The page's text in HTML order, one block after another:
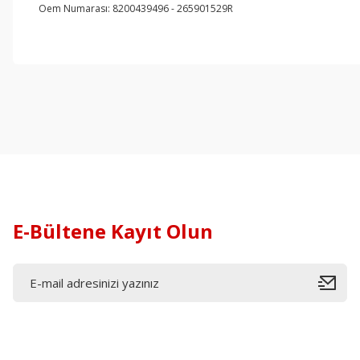
Oem Numarası: 8200439496 - 265901529R
E-Bültene Kayıt Olun